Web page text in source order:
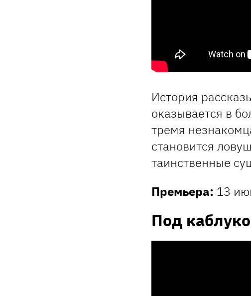
История
оказывается в
тремя
становится
таинственные
Премьера: 13
Под